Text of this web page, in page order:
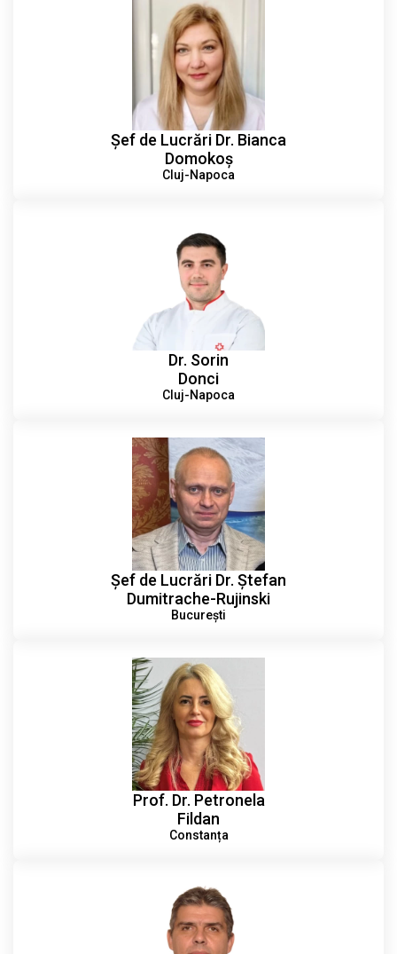
Șef de Lucrări Dr. Bianca
Domokoș
Cluj-Napoca
Dr. Sorin
Donci
Cluj-Napoca
Șef de Lucrări Dr. Ștefan
Dumitrache-Rujinski
București
Prof. Dr. Petronela
Fildan
Constanța